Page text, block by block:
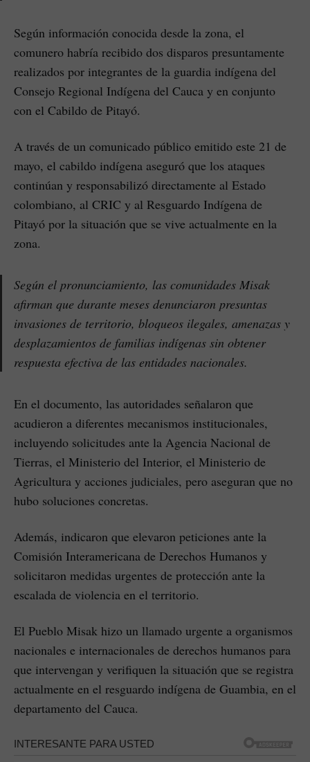
Según información conocida desde la zona, el
comunero habría recibido dos disparos presuntamente
realizados por integrantes de la guardia indígena del
Consejo Regional Indígena del Cauca y en conjunto
con el Cabildo de Pitayó.
A través de un comunicado público emitido este 21 de
mayo, el cabildo indígena aseguró que los ataques
continúan y responsabilizó directamente al Estado
colombiano, al CRIC y al Resguardo Indígena de
Pitayó por la situación que se vive actualmente en la
zona.
Según el pronunciamiento, las comunidades Misak
afirman que durante meses denunciaron presuntas
invasiones de territorio, bloqueos ilegales, amenazas y
desplazamientos de familias indígenas sin obtener
respuesta efectiva de las entidades nacionales.
En el documento, las autoridades señalaron que
acudieron a diferentes mecanismos institucionales,
incluyendo solicitudes ante la Agencia Nacional de
Tierras, el Ministerio del Interior, el Ministerio de
Agricultura y acciones judiciales, pero aseguran que no
hubo soluciones concretas.
Además, indicaron que elevaron peticiones ante la
Comisión Interamericana de Derechos Humanos y
solicitaron medidas urgentes de protección ante la
escalada de violencia en el territorio.
El Pueblo Misak hizo un llamado urgente a organismos
nacionales e internacionales de derechos humanos para
que intervengan y verifiquen la situación que se registra
actualmente en el resguardo indígena de Guambia, en el
departamento del Cauca.